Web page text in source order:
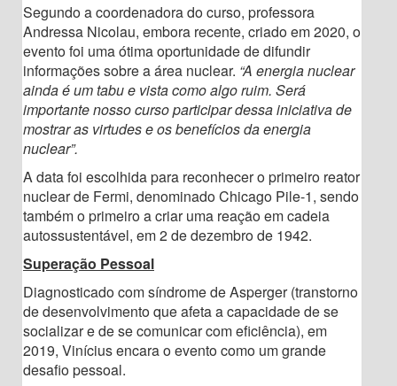
Segundo a coordenadora do curso, professora
Andressa Nicolau, embora recente, criado em 2020, o
evento foi uma ótima oportunidade de difundir
informações sobre a área nuclear. “A energia nuclear
ainda é um tabu e vista como algo ruim. Será
importante nosso curso participar dessa iniciativa de
mostrar as virtudes e os benefícios da energia
nuclear”.
A data foi escolhida para reconhecer o primeiro reator
nuclear de Fermi, denominado Chicago Pile-1, sendo
também o primeiro a criar uma reação em cadeia
autossustentável, em 2 de dezembro de 1942.
Superação Pessoal
Diagnosticado com síndrome de Asperger (transtorno
de desenvolvimento que afeta a capacidade de se
socializar e de se comunicar com eficiência), em
2019, Vinícius encara o evento como um grande
desafio pessoal.